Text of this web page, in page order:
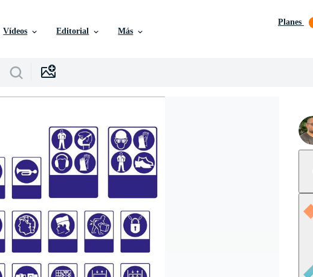
Vídeos Editorial Más
Planes